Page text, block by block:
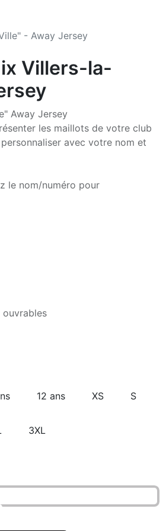
- Away Jersey
Villers-la-
Away Jersey
les maillots de votre club
avec votre nom et
le nom/numéro pour
12 ans XS S
3XL